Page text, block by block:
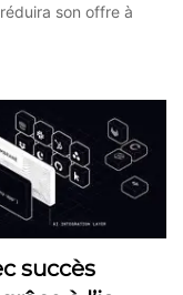
son offre à
succès